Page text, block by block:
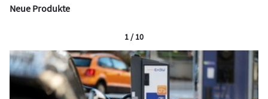
Neue Produkte
1 / 10